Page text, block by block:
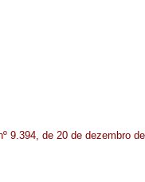
9.394, de 20 de dezembro